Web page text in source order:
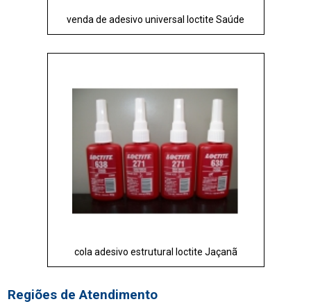
venda de adesivo universal loctite Saúde
cola adesivo estrutural loctite Jaçanã
Regiões de Atendimento